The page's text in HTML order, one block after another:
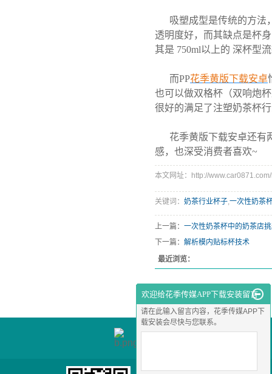
吸塑成型是传统的方法
透明度好，而其缺点是杯
其是 750ml以上的 深杯型
而PP花季黄版下载安卓
也可以做双格杯（双响炮
很好的满足了注塑奶茶杯
花季黄版下载安卓还有
感，也深受消费者喜欢~
本文网址：http://
关键词： 奶茶行业杯子,一次性奶茶
上一篇： 一次性奶茶杯中的奶茶店
下一篇： 解析模内贴标杯技术
最近浏览：
联系手机
欢迎给花季传媒APP下载安装留言
请在此输入留言内容，花季传媒APP下
载安装会尽快与您联系。